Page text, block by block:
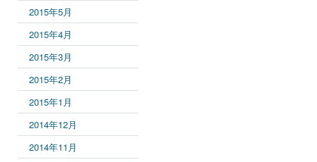
2015年5月
2015年4月
2015年3月
2015年2月
2015年1月
2014年12月
2014年11月